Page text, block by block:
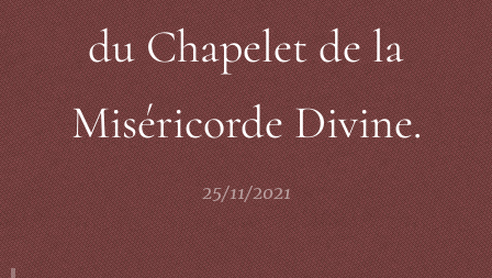
du Chapelet de la
Miséricorde Divine.
25/11/2021